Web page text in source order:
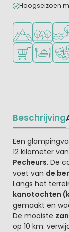
Hoogseizoen
Ligt in de
Ligt inLigt
Campingwinkel/
Beschrijving
Een
12 kilometer
Pecheurs. De
voet van de
Langs het
kanotochten
gemaakt en
De mooiste
op 10 km.